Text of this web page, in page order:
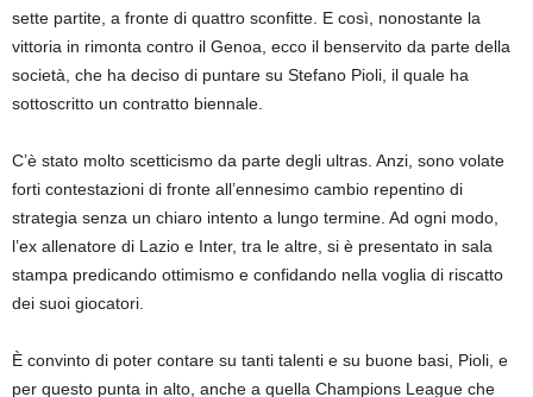
sette partite, a fronte di quattro sconfitte. E così, nonostante la
vittoria in rimonta contro il Genoa, ecco il benservito da parte della
società, che ha deciso di puntare su Stefano Pioli, il quale ha
sottoscritto un contratto biennale.
C’è stato molto scetticismo da parte degli ultras. Anzi, sono volate
forti contestazioni di fronte all’ennesimo cambio repentino di
strategia senza un chiaro intento a lungo termine. Ad ogni modo,
l’ex allenatore di Lazio e Inter, tra le altre, si è presentato in sala
stampa predicando ottimismo e confidando nella voglia di riscatto
dei suoi giocatori.
È convinto di poter contare su tanti talenti e su buone basi, Pioli, e
per questo punta in alto, anche a quella Champions League che